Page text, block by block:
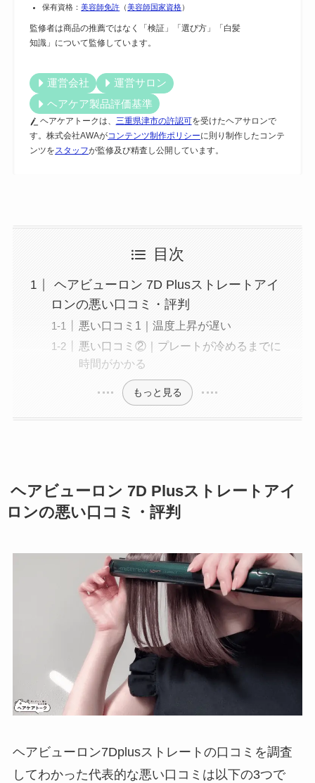
保有資格：美容師免許 （美容師国家資格）
監修者は商品の推薦ではなく「検証」「選び方」「白髪
知識」について監修しています。
運営会社
運営サロン
ヘアケア製品評価基準
ヘアケアトークは、 三重県津市の許認可を受けたヘアサロンで
す。株式会社AWAがコンテンツ制作ポリシーに則り制作したコンテ
ンツをスタッフが監修及び精査し公開しています。
目次
ヘアビューロン 7D Plusストレートアイ
ロンの悪い口コミ・評判
悪い口コミ1｜温度上昇が遅い
悪い口コミ②｜プレートが冷めるまでに
時間がかかる
もっと見る
ヘアビューロン 7D Plusストレートアイ
ロンの悪い口コミ・評判
ヘアビューロン7Dplusストレートの口コミを調査
してわかった代表的な悪い口コミは以下の3つで